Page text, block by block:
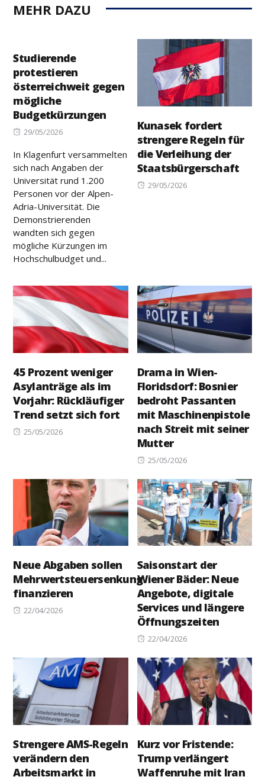
MEHR DAZU
Studierende
protestieren
österreichweit gegen
mögliche
Budgetkürzungen
Posted
29/05/2026
In Klagenfurt versammelten
sich nach Angaben der
Universität rund 1.200
Personen vor der Alpen-
Adria-Universität. Die
Demonstrierenden
wandten sich gegen
mögliche Kürzungen im
Hochschulbudget und...
Kunasek fordert
strengere Regeln für
die Verleihung der
Staatsbürgerschaft
Posted
29/05/2026
45 Prozent weniger
Asylanträge als im
Vorjahr: Rückläufiger
Trend setzt sich fort
Posted
25/05/2026
Drama in Wien-
Floridsdorf: Bosnier
bedroht Passanten
mit Maschinenpistole
nach Streit mit seiner
Mutter
Posted
25/05/2026
Neue Abgaben sollen
Mehrwertsteuersenkung
finanzieren
Posted
22/04/2026
Saisonstart der
Wiener Bäder: Neue
Angebote, digitale
Services und längere
Öffnungszeiten
Posted
22/04/2026
Strengere AMS-Regeln
verändern den
Arbeitsmarkt in
Kurz vor Fristende:
Trump verlängert
Waffenruhe mit Iran